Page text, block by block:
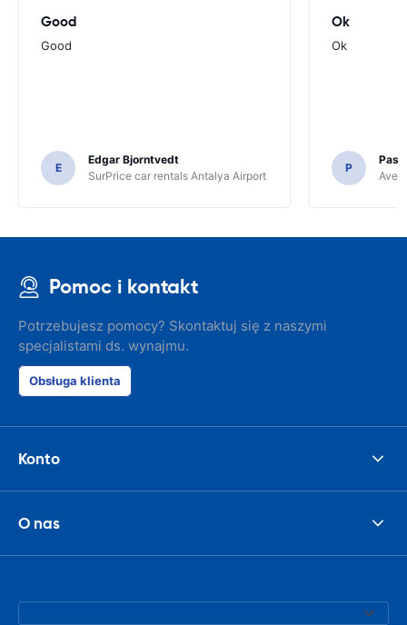
Good
Good
E
Edgar Bjorntvedt
SurPrice car rentals Antalya Airport
Ok
Ok
P
Avec
Pomoc i kontakt
Potrzebujesz pomocy? Skontaktuj się z naszymi
specjalistami ds. wynajmu.
Obsługa klienta
Konto
O nas